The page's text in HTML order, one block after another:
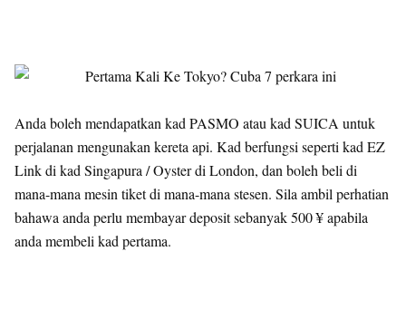
Anda boleh mendapatkan kad PASMO atau kad SUICA untuk
perjalanan mengunakan kereta api. Kad berfungsi seperti kad EZ
Link di kad Singapura / Oyster di London, dan boleh beli di
mana-mana mesin tiket di mana-mana stesen. Sila ambil perhatian
bahawa anda perlu membayar deposit sebanyak 500 ¥ apabila
anda membeli kad pertama.